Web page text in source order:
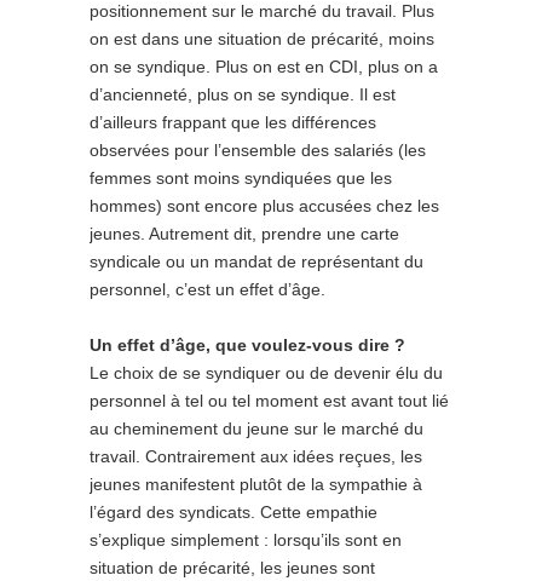
positionnement sur le marché du travail. Plus
on est dans une situation de précarité, moins
on se syndique. Plus on est en CDI, plus on a
d’ancienneté, plus on se syndique. Il est
d’ailleurs frappant que les différences
observées pour l’ensemble des salariés (les
femmes sont moins syndiquées que les
hommes) sont encore plus accusées chez les
jeunes. Autrement dit, prendre une carte
syndicale ou un mandat de représentant du
personnel, c’est un effet d’âge.
Un effet d’âge, que voulez-vous dire ?
Le choix de se syndiquer ou de devenir élu du
personnel à tel ou tel moment est avant tout lié
au cheminement du jeune sur le marché du
travail. Contrairement aux idées reçues, les
jeunes manifestent plutôt de la sympathie à
l’égard des syndicats. Cette empathie
s’explique simplement : lorsqu’ils sont en
situation de précarité, les jeunes sont